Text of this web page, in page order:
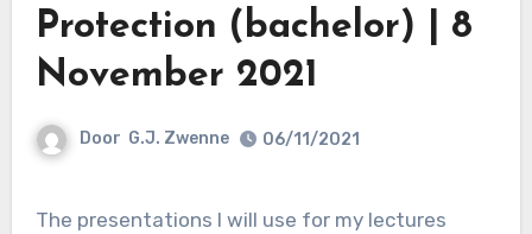
Protection (bachelor) | 8
November 2021
Door G.J. Zwenne 06/11/2021
The presentations I will use for my lectures